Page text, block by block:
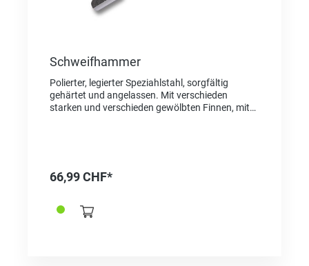
Schweifhammer
Polierter, legierter Speziahlstahl, sorgfältig
gehärtet und angelassen. Mit verschieden
starken und verschieden gewölbten Finnen, mit
auf die Metalloberfläche geprägt wird. Dieser
antiklastisches Arbeiten empfohlen.
66,99 CHF*